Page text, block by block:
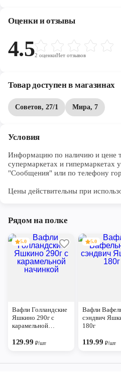
Оценки и отзывы
4.52 оценкиНет отзывов
Товар доступен в магазинах
Советов, 27/1 Мира, 7
Условия
Информацию по наличию и цене
супермаркетах и гипермаркетах
"Сообщения" или по телефону
Цены действительны при
Рядом на полке
5.0
Вафли Голландские
Яшкино 290г с
карамельной
129.99 ₽/шт
5.0
Вафли
сэндвич
180г
119.99 ₽/шт